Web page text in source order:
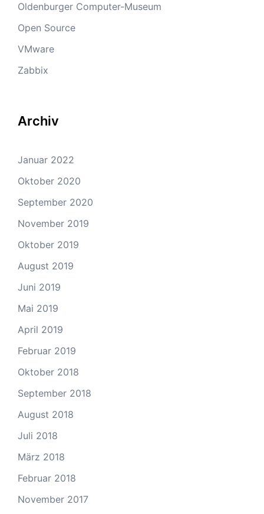
Oldenburger Computer-Museum
Open Source
VMware
Zabbix
Archiv
Januar 2022
Oktober 2020
September 2020
November 2019
Oktober 2019
August 2019
Juni 2019
Mai 2019
April 2019
Februar 2019
Oktober 2018
September 2018
August 2018
Juli 2018
März 2018
Februar 2018
November 2017